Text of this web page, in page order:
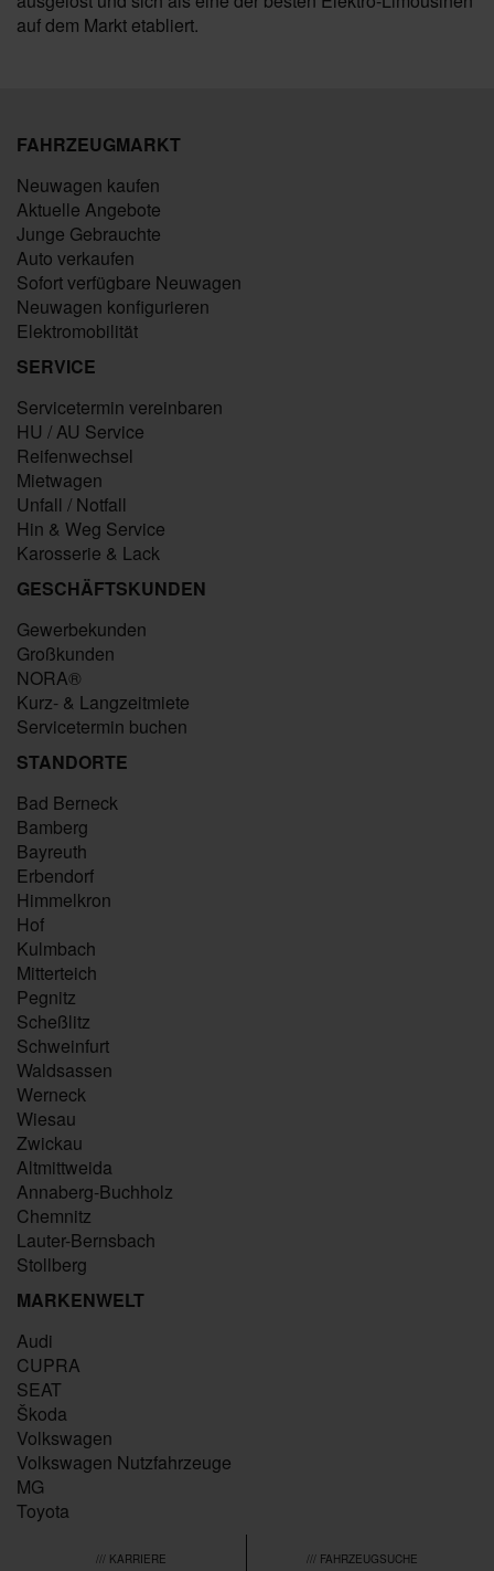
auf dem Markt etabliert.
FAHRZEUGMARKT
Neuwagen kaufen
Aktuelle Angebote
Junge Gebrauchte
Auto verkaufen
Sofort verfügbare Neuwagen
Neuwagen konfigurieren
Elektromobilität
SERVICE
Servicetermin vereinbaren
HU / AU Service
Reifenwechsel
Mietwagen
Unfall / Notfall
Hin & Weg Service
Karosserie & Lack
GESCHÄFTSKUNDEN
Gewerbekunden
Großkunden
NORA®
Kurz- & Langzeitmiete
Servicetermin buchen
STANDORTE
Bad Berneck
Bamberg
Bayreuth
Erbendorf
Himmelkron
Hof
Kulmbach
Mitterteich
Pegnitz
Scheßlitz
Schweinfurt
Waldsassen
Werneck
Wiesau
Zwickau
Altmittweida
Annaberg-Buchholz
Chemnitz
Lauter-Bernsbach
Stollberg
MARKENWELT
Audi
CUPRA
SEAT
Škoda
Volkswagen
Volkswagen Nutzfahrzeuge
MG
Toyota
/// KARRIERE /// FAHRZEUGSUCHE